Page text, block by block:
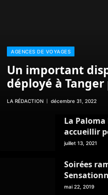
AGENCES DE VOYAGES
Un important
déployé à
LA RÉDACTION décembre 31, 2022
La
accueillir
juillet 13, 2021
Soirées
mai 22, 2019